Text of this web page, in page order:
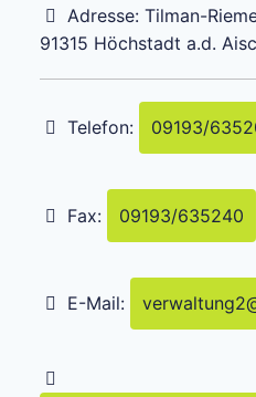
Adresse: Tilman-
91315 Höchstadt a.d.
Telefon: 09193/
Fax: 09193/635240
E-Mail: verwaltung2